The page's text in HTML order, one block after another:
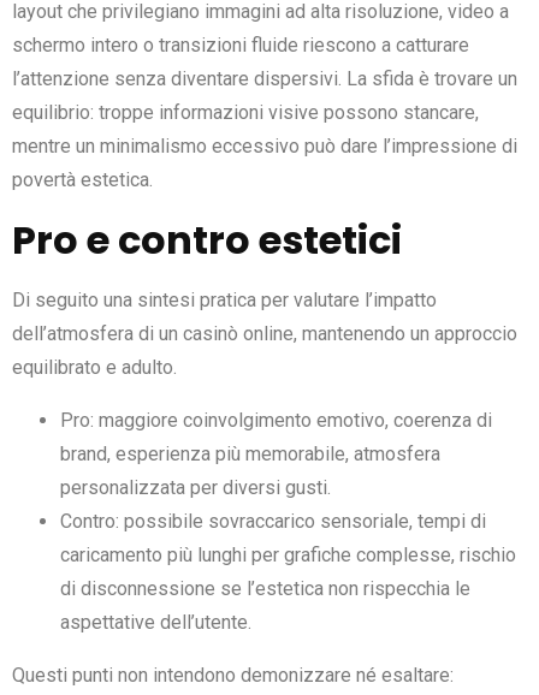
layout che privilegiano immagini ad alta risoluzione, video a
schermo intero o transizioni fluide riescono a catturare
l’attenzione senza diventare dispersivi. La sfida è trovare un
equilibrio: troppe informazioni visive possono stancare,
mentre un minimalismo eccessivo può dare l’impressione di
povertà estetica.
Pro e contro estetici
Di seguito una sintesi pratica per valutare l’impatto
dell’atmosfera di un casinò online, mantenendo un approccio
equilibrato e adulto.
Pro: maggiore coinvolgimento emotivo, coerenza di
brand, esperienza più memorabile, atmosfera
personalizzata per diversi gusti.
Contro: possibile sovraccarico sensoriale, tempi di
caricamento più lunghi per grafiche complesse, rischio
di disconnessione se l’estetica non rispecchia le
aspettative dell’utente.
Questi punti non intendono demonizzare né esaltare: